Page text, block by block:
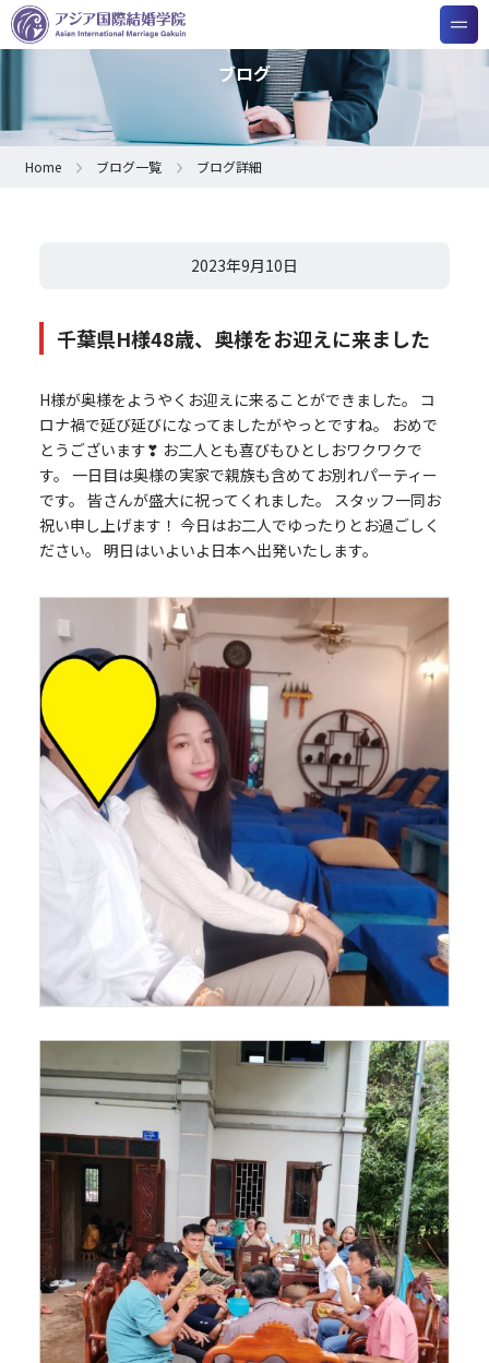
ブログ
Home ブログ一覧 ブログ詳細
2023年9月10日
千葉県H様48歳、奥様をお迎えに来ました
H様が奥様をようやくお迎えに来ることができました。 コ
ロナ禍で延び延びになってましたがやっとですね。 おめで
とうございます❣ お二人とも喜びもひとしおワクワクで
す。 一日目は奥様の実家で親族も含めてお別れパーティー
です。 皆さんが盛大に祝ってくれました。 スタッフ一同お
祝い申し上げます！ 今日はお二人でゆったりとお過ごしく
ださい。 明日はいよいよ日本へ出発いたします。